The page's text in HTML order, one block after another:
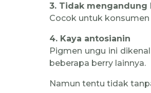
3. Tidak mengandung
Cocok untuk
4. Kaya antosianin
Pigmen ungu ini
beberapa berry lainnya.
Namun tentu tidak